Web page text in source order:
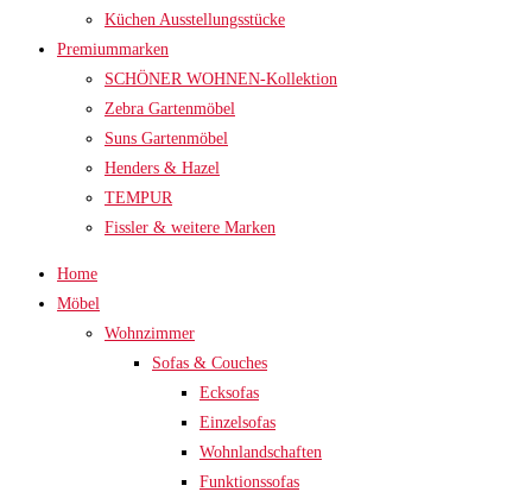
Küchen Ausstellungsstücke
Premiummarken
SCHÖNER WOHNEN-Kollektion
Zebra Gartenmöbel
Suns Gartenmöbel
Henders & Hazel
TEMPUR
Fissler & weitere Marken
Home
Möbel
Wohnzimmer
Sofas & Couches
Ecksofas
Einzelsofas
Wohnlandschaften
Funktionssofas